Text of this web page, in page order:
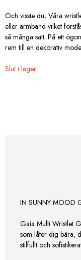
Och visste du; Våra
eller armband vilket
så många sätt. På ett
rem till en dekorativ
Slut i lager
IN SUNNY MOOD
Gaia Multi Wristlet
som låter dig bära,
stilfullt och